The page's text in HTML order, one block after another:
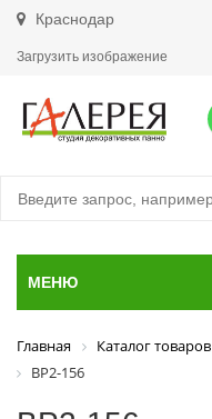
Краснодар
Загрузить изображение
МЕНЮ
Главная Каталог товаров
ВР2-156